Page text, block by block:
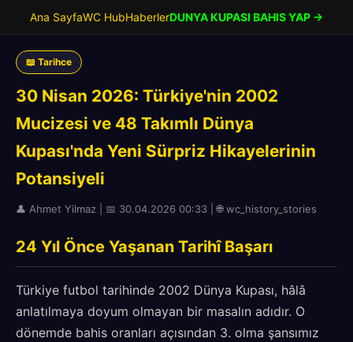
Ana SayfaWC HubHaberlerDUNYA KUPASI BAHIS YAP →
📖 Tarihce
30 Nisan 2026: Türkiye'nin 2002
Mucizesi ve 48 Takımlı Dünya
Kupası'nda Yeni Sürpriz Hikayelerinin
Potansiyeli
👤 Ahmet Yilmaz | 📅 30.04.2026 00:33 | 🌐 wc_history_stories
24 Yıl Önce Yaşanan Tarihî Başarı
Türkiye futbol tarihinde 2002 Dünya Kupası, hâlâ
anlatılmaya doyum olmayan bir masalın adıdır. O
dönemde bahis oranları açısından 3. olma şansımız